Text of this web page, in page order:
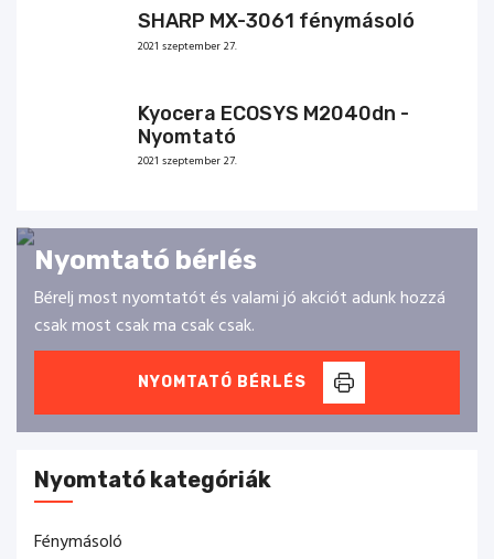
SHARP MX-3061 fénymásoló
2021 szeptember 27.
Kyocera ECOSYS M2040dn -
Nyomtató
2021 szeptember 27.
Nyomtató bérlés
Bérelj most nyomtatót és valami jó akciót adunk hozzá
csak most csak ma csak csak.
NYOMTATÓ BÉRLÉS
Nyomtató kategóriák
Fénymásoló